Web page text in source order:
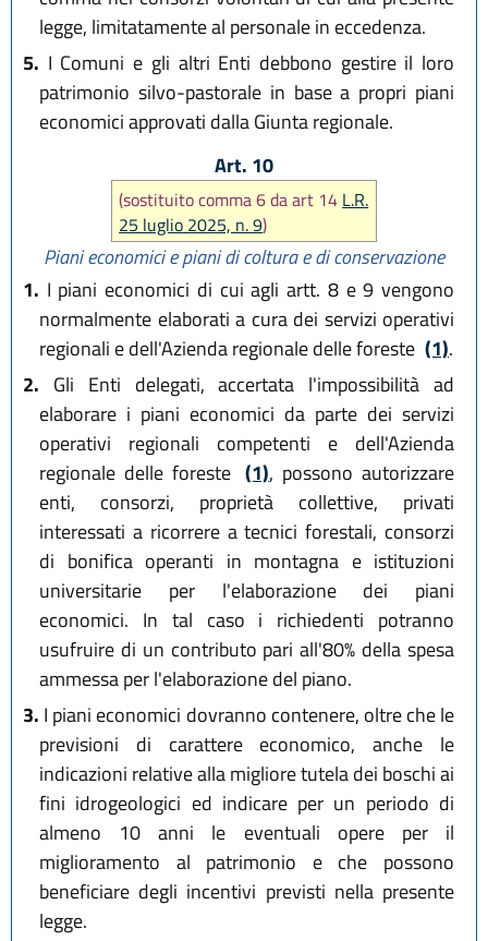
legge, limitatamente al personale in eccedenza.
5. I Comuni e gli altri Enti debbono gestire il loro
patrimonio silvo-pastorale in base a propri piani
economici approvati dalla Giunta regionale.
Art. 10
(sostituito comma 6 da art 14 L.R.
25 luglio 2025, n. 9)
Piani economici e piani di coltura e di conservazione
1. I piani economici di cui agli artt. 8 e 9 vengono
normalmente elaborati a cura dei servizi operativi
regionali e dell'Azienda regionale delle foreste (1).
2. Gli Enti delegati, accertata l'impossibilità ad
elaborare i piani economici da parte dei servizi
operativi regionali competenti e dell'Azienda
regionale delle foreste (1), possono autorizzare
enti, consorzi, proprietà collettive, privati
interessati a ricorrere a tecnici forestali, consorzi
di bonifica operanti in montagna e istituzioni
universitarie per l'elaborazione dei piani
economici. In tal caso i richiedenti potranno
usufruire di un contributo pari all'80% della spesa
ammessa per l'elaborazione del piano.
3. I piani economici dovranno contenere, oltre che le
previsioni di carattere economico, anche le
indicazioni relative alla migliore tutela dei boschi ai
fini idrogeologici ed indicare per un periodo di
almeno 10 anni le eventuali opere per il
miglioramento al patrimonio e che possono
beneficiare degli incentivi previsti nella presente
legge.